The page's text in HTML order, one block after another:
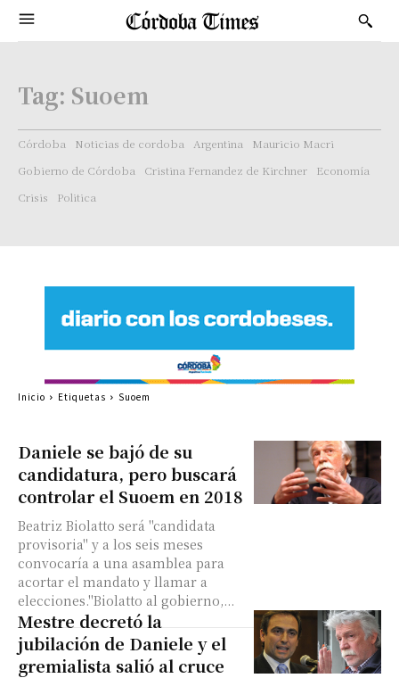
Tag: Suoem
Córdoba Noticias de cordoba Argentina
Mauricio Macri
Gobierno de Córdoba
Cristina Fernandez de Kirchner
Economía
Crisis
Politica
Daniele se bajó de su
candidatura, pero buscará
controlar el Suoem en 2018
Beatriz Biolatto será "candidata
provisoria" y a los seis meses
convocaría a una asamblea para
acortar el mandato y llamar a
elecciones."Biolatto al gobierno,...
Mestre decretó la
jubilación de Daniele y el
gremialista salió al cruce
Inicio Etiquetas Suoem